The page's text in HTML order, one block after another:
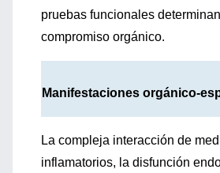
pruebas funcionales
compromiso orgánico.
Manifestaciones orgánico-
La compleja interacción de
inflamatorios, la disfunción